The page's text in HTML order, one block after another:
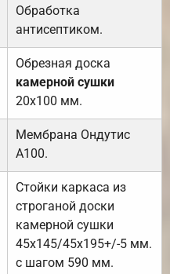
Обработка
антисептиком.
Обрезная доска
камерной сушки
20х100 мм.
Мембрана Ондутис
А100.
Стойки каркаса из
строганой доски
камерной сушки
45х145/45х195+/-5 мм.
с шагом 590 мм.